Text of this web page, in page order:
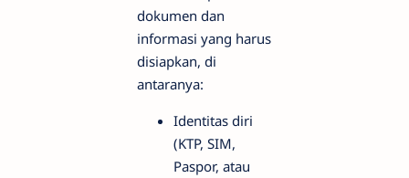
dokumen dan
informasi yang harus
disiapkan, di
antaranya:
Identitas diri
(KTP, SIM,
Paspor, atau